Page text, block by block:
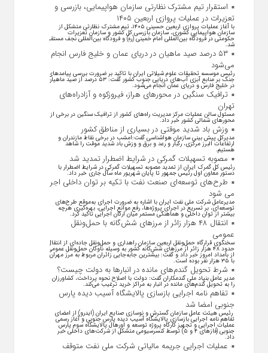
استقرار تیم مشترک نظارتی سازمان هواپیمایی، بازرسی و
تعزیرات در عملیات پروازی اربعین ۱۴۰۵
با آغاز عملیات پروازی اربعین حسینی ۱۴۰۵، تیم مشترک نظارتی متشکل از
سازمان هواپیمایی کشوری، سازمان بازرسی کل کشور و سازمان تعزیرات
حکومتی در فرودگاه بین‌المللی امام خمینی (ره) و فرودگاه بین‌المللی نجف مستقر
شد.
۵۳ درصد صید ماهیان در دریای عمان و خلیج فارس انجام
می‌شود
رئیس موسسه تحقیقات علوم شیلاتی ایران با تاکید بر ضرورت بررسی پیامد‌های
جنگ بر منابع آبزی آب‌های دریایی جنوب کشور گفت: ۵۳ درصد از صید ماهیان
در خلیج فارس و دریای عمان انجام می‌شود.
ترافیک سنگین در محورهای هراز، فیروزکوه و آزادراه‌های
تهران
مسئول سالن عملیات مرکز مدیریت راه‌های کشور از ترافیک سنگین در برخی از
محور‌های شمالی کشور خبر داد.
وزش باد شدید موقتی در بسیاری از مناطق کشور
مدیرکل پیش بینی سازمان هواشناسی گفت:امشب در برخی نقاط مازندران و
ارتفاعات البرز مرکزی، رگبار و رعد و برق و وزش باد شدید موقت را شاهد
هستیم.
مصوبه تسهیلات گمرکی در شرایط اضطرار تمدید شد
رئیس کل گمرک ایران از تمدید مصوبه تسهیلات گمرکی در شرایط اضطرار با
دستور معاون اول رئیس جمهور تا پایان شهریور ماه سال جاری خبر داد.
طرح‌های توسعه‌ای صنعت نفت با تکیه بر توان داخلی اجرا
می شود
مدیرعامل شرکت ملی نفت ایران با اشاره به ضرورت اجرای به‌موقع طرح‌های
توسعه‌ای، بر تسریع در اجرای پروژه‌ها، رفع موانع اجرایی، بهره‌گیری هرچه
بیشتر از توان داخلی و هماهنگی مستمر میان ارکان اجرایی تاکید کرد.
انتقال ۴۸ هزار زائر از مرزهای شش‌گانه با حمل‌ونقل
عمومی
سخنگوی قرارگاه حمل‌ونقل اربعین سازمان راهداری و حمل‌ونقل جاده‌ای از انتقال
حدود ۴۸ هزار زائر از مرز‌های شش‌گانه کشور به وسیله ناوگان حمل‌ونقل عمومی
از بامداد امروز خبر داد و گفت: بیشترین جابه‌جایی زائران مربوط به مرز مهران
با ۳۵ هزار نفر بوده است.
شرط تحویل گندم‌های مانده در انبار‌ها به دولت چیست؟
مدیر عامل بنیاد ملی گندمکاران گفت: دولت با اصلاح نحوه پرداخت، کشاورزان
را به تحویل گندم‌های مانده در انبار به مراکز خرید ترغیب می‌کند.
تفاهم نامه اجرایی بازسازی پالایشگاه آسیب دیده پارس
جنوبی امضا شد
رئیس هیئت عامل سازمان گسترش و نوسازی صنایع ایران (ایدرو) از امضای
تفاهم نامه اجرایی بازسازی پالایشگاه آسیب دیده پارس جنوبی و آغاز رسمی
عملیات اجرایی و تجهیز کارگاه پروژه توسعه و اورهال پالایشگاه سوم پارس
جنوبی (فاز‌های ۴ و ۵) توسط کنسرسیومی متشکل از شرکت‌های داخلی خبر
داد.
عملیات اجرایی جریمه مالیاتی شرکت ملی نفت متوقف